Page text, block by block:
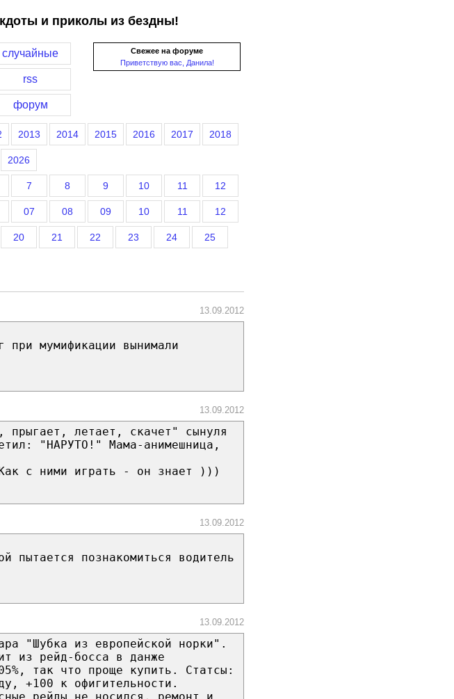
и приколы из бездны!
Свежее на форуме
Приветствую вас, Данила!
случайные
rss
форум
2013 2014 2015 2016 2017 2018
2026
7 8 9 10 11 12
07 08 09 10 11 12
20 21 22 23 24 25
13.09.2012
мумификации вынимали
13.09.2012
летает, скачет" сынуля
"НАРУТО!" Мама-анимешница,
с ними играть - он знает )))
13.09.2012
познакомиться водитель
13.09.2012
"Шубка из европейской норки".
из рейд-босса в данже
так что проще купить. Статсы:
+100 к офигительности.